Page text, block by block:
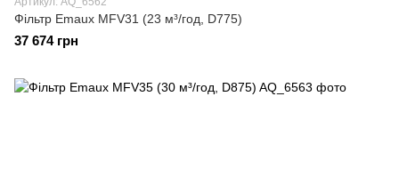
Фільтр Emaux MFV31 (23 м³/год, D775)
37 674 грн